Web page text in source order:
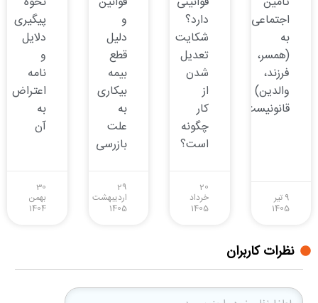
اجتماعی
به
(همسر،
فرزند،
والدین)
قانونیست؟
9 تیر
1405
دارد؟
شکایت
تعدیل
شدن
از
کار
چگونه
است؟
20
خرداد
1405
و
دلیل
قطع
بیمه
بیکاری
به
علت
بازرسی
29
اردیبهشت
1405
پیگیری
دلایل
و
نامه
اعتراض
به
آن
30
بهمن
1404
نظرات کاربران